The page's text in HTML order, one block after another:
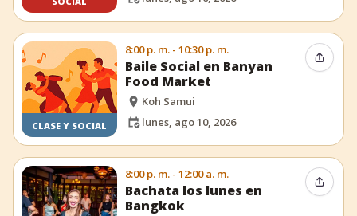
CLASE Y SOCIAL
8:00 p. m. - 10:30 p. m.
Baile Social en Banyan
Food Market
Koh Samui
lunes, ago 10, 2026
8:00 p. m. - 12:00 a. m.
Bachata los lunes en
Bangkok